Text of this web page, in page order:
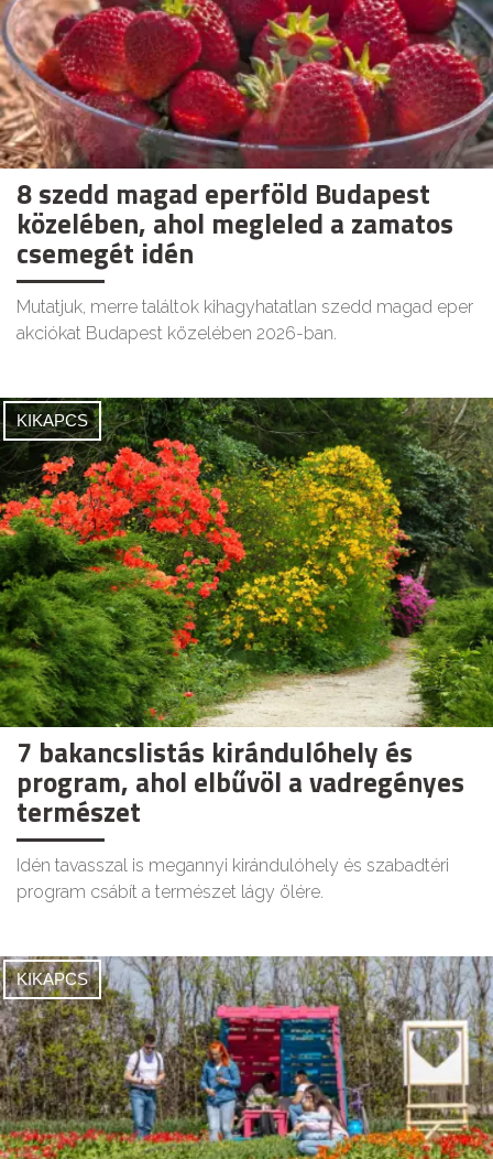
8 szedd magad eperföld Budapest
közelében, ahol megleled a zamatos
csemegét idén
Mutatjuk, merre találtok kihagyhatatlan szedd magad eper
akciókat Budapest közelében 2026-ban.
KIKAPCS
7 bakancslistás kirándulóhely és
program, ahol elbűvöl a vadregényes
természet
Idén tavasszal is megannyi kirándulóhely és szabadtéri
program csábít a természet lágy ölére.
KIKAPCS